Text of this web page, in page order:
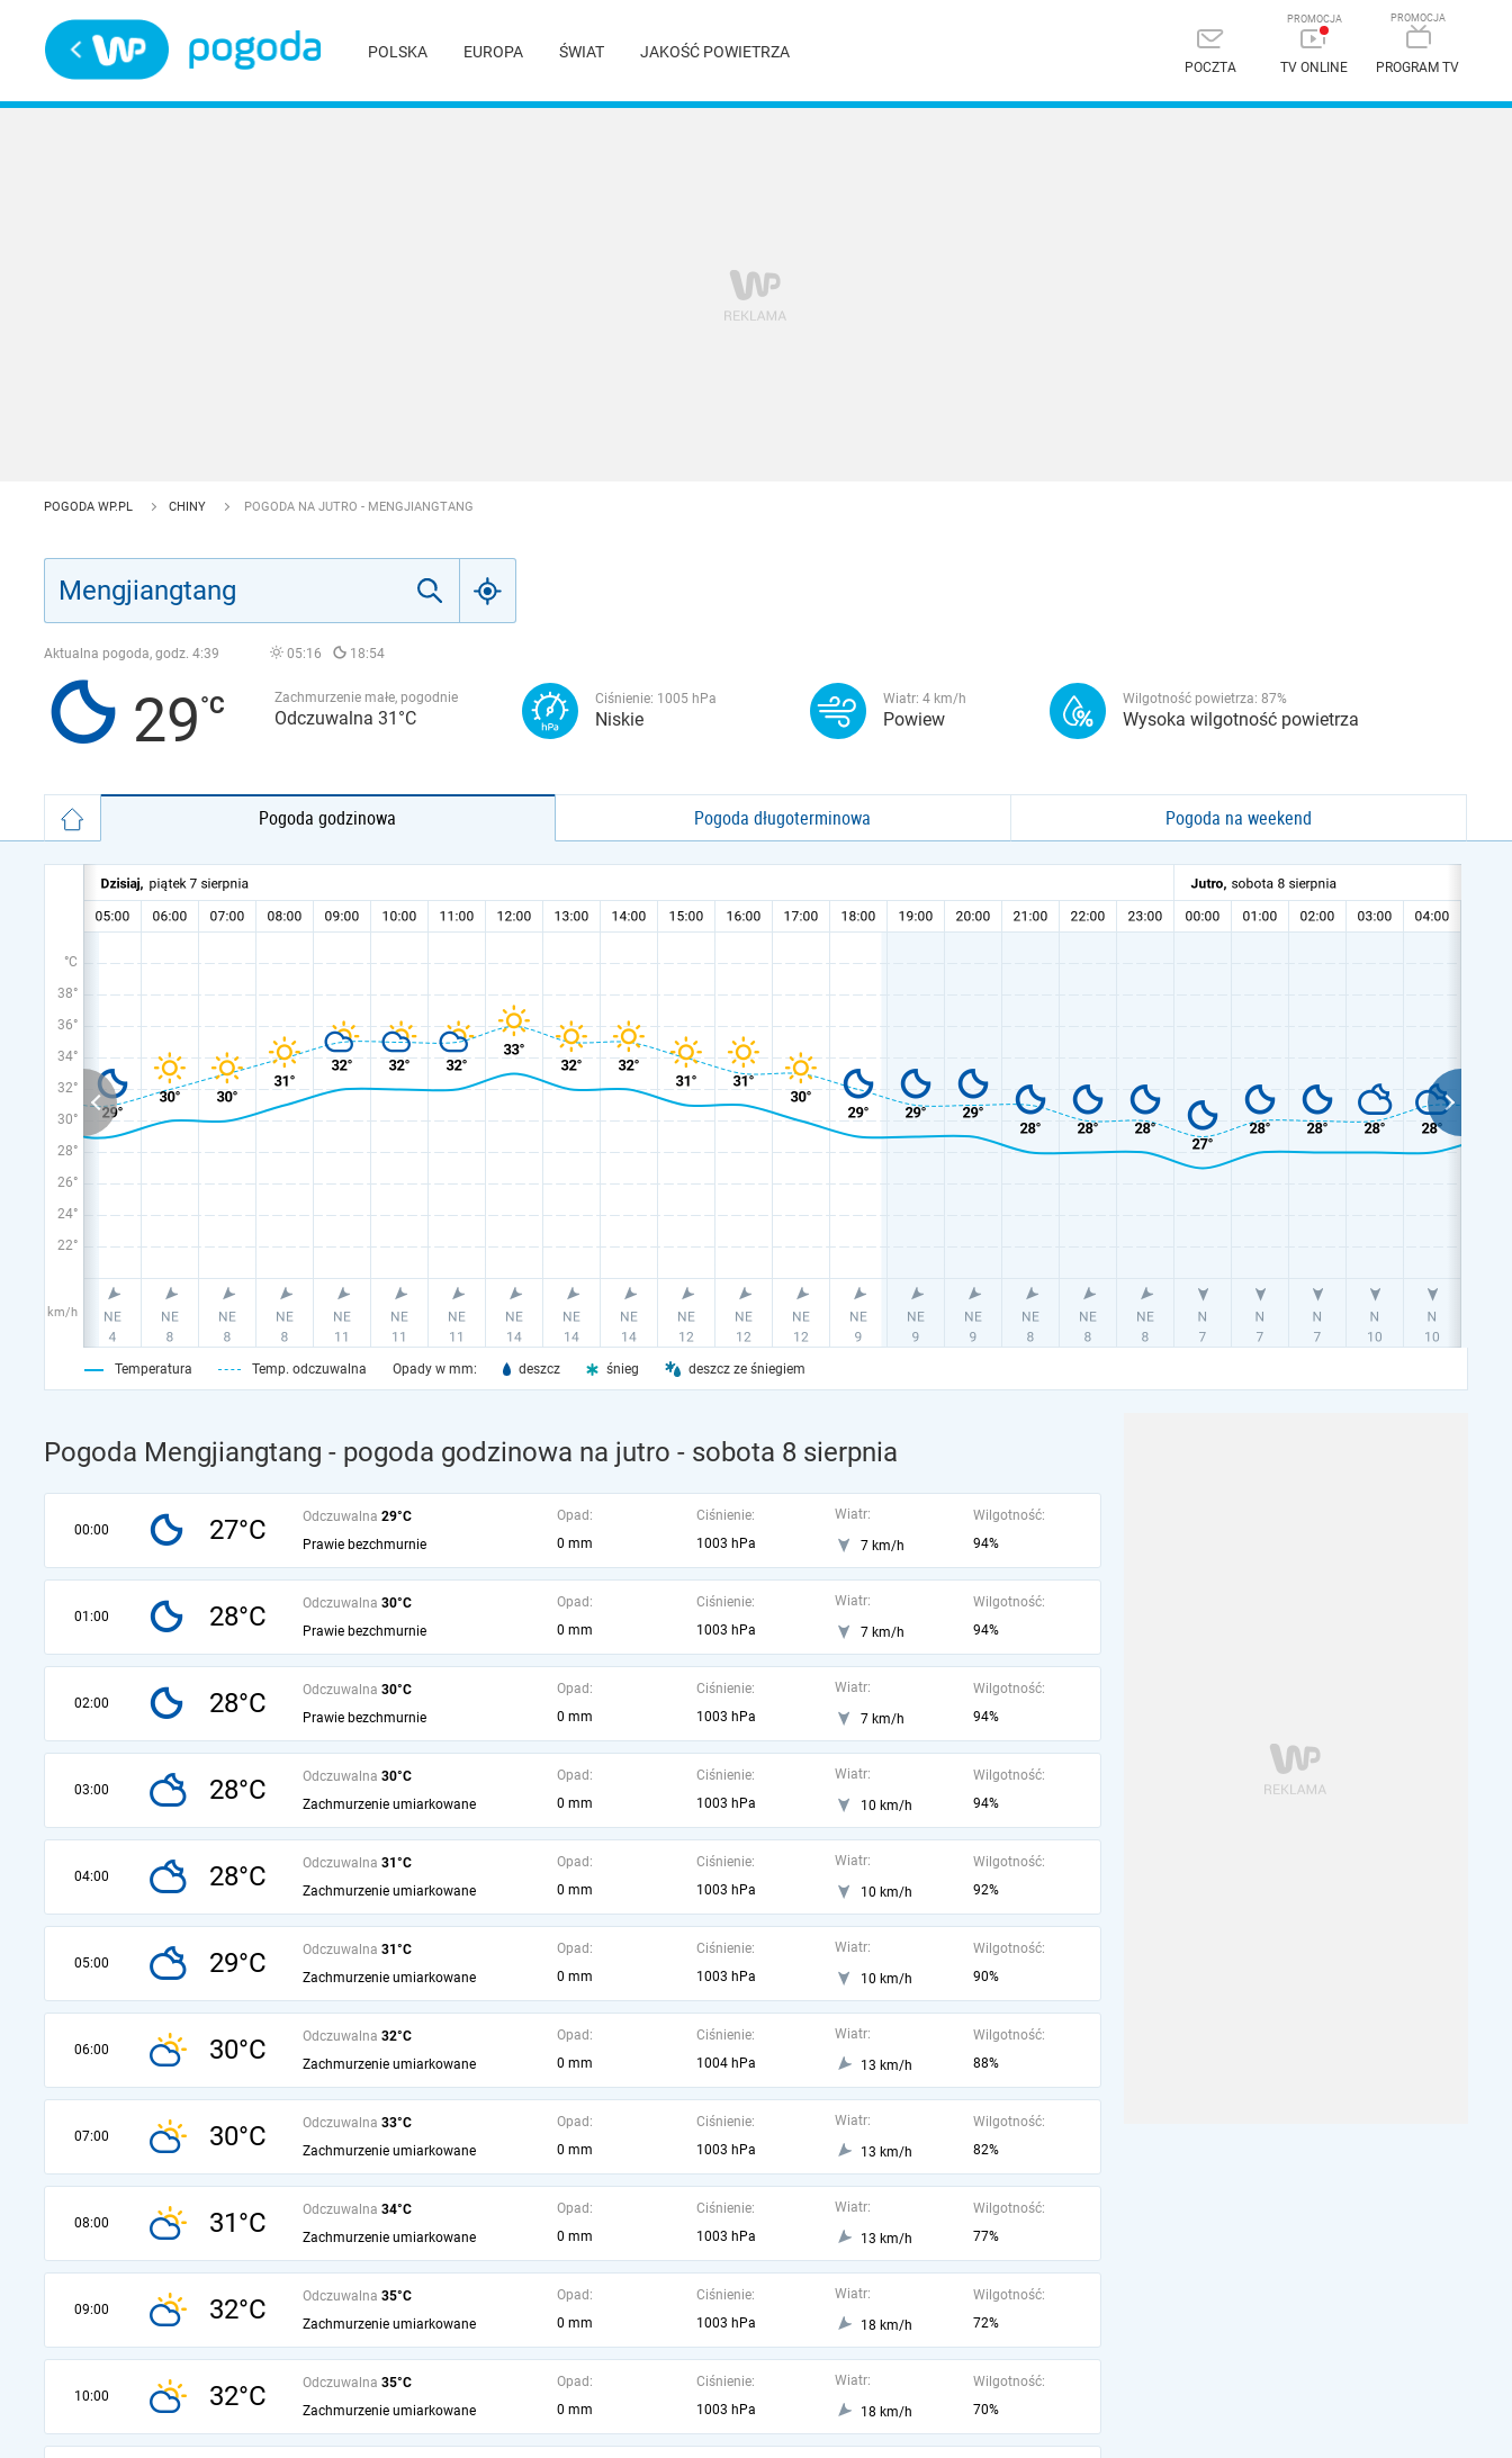
POLSKA EUROPA ŚWIAT JAKOŚĆ POWIETRZA
POCZTA TV ONLINE PROGRAM TV
POGODA WP.PL CHINY POGODA NA JUTRO - MENGJIANGTANG
Aktualna pogoda, godz. 4:39 05:16 18:54
29 Zachmurzenie małe, pogodnie
Odczuwalna 31°C
Ciśnienie: 1005 hPa
Niskie
Wiatr: 4 km/h
Powiew
Wilgotność powietrza: 87%
Wysoka wilgotność powietrza
Pogoda godzinowa Pogoda długoterminowa Pogoda na weekend
°C
38°
36°
34°
32°
30°
28°
26°
24°
22°
km/h
Temperatura Temp. odczuwalna Opady w mm: deszcz śnieg deszcz ze śniegiem
Pogoda Mengjiangtang - pogoda godzinowa na jutro - sobota 8 sierpnia
00:00 27°C Odczuwalna 29°C
Prawie bezchmurnie
Opad:
0 mm
Ciśnienie:
1003 hPa
Wiatr:
7 km/h
Wilgotność:
94%
01:00 28°C Odczuwalna 30°C
Prawie bezchmurnie
Opad:
0 mm
Ciśnienie:
1003 hPa
Wiatr:
7 km/h
Wilgotność:
94%
02:00 28°C Odczuwalna 30°C
Prawie bezchmurnie
Opad:
0 mm
Ciśnienie:
1003 hPa
Wiatr:
7 km/h
Wilgotność:
94%
03:00 28°C Odczuwalna 30°C
Zachmurzenie umiarkowane
Opad:
0 mm
Ciśnienie:
1003 hPa
Wiatr:
10 km/h
Wilgotność:
94%
04:00 28°C Odczuwalna 31°C
Zachmurzenie umiarkowane
Opad:
0 mm
Ciśnienie:
1003 hPa
Wiatr:
10 km/h
Wilgotność:
92%
05:00 29°C Odczuwalna 31°C
Zachmurzenie umiarkowane
Opad:
0 mm
Ciśnienie:
1003 hPa
Wiatr:
10 km/h
Wilgotność:
90%
06:00 30°C Odczuwalna 32°C
Zachmurzenie umiarkowane
Opad:
0 mm
Ciśnienie:
1004 hPa
Wiatr:
13 km/h
Wilgotność:
88%
07:00 30°C Odczuwalna 33°C
Zachmurzenie umiarkowane
Opad:
0 mm
Ciśnienie:
1003 hPa
Wiatr:
13 km/h
Wilgotność:
82%
08:00 31°C Odczuwalna 34°C
Zachmurzenie umiarkowane
Opad:
0 mm
Ciśnienie:
1003 hPa
Wiatr:
13 km/h
Wilgotność:
77%
09:00 32°C Odczuwalna 35°C
Zachmurzenie umiarkowane
Opad:
0 mm
Ciśnienie:
1003 hPa
Wiatr:
18 km/h
Wilgotność:
72%
10:00 32°C Odczuwalna 35°C
Zachmurzenie umiarkowane
Opad:
0 mm
Ciśnienie:
1003 hPa
Wiatr:
18 km/h
Wilgotność:
70%